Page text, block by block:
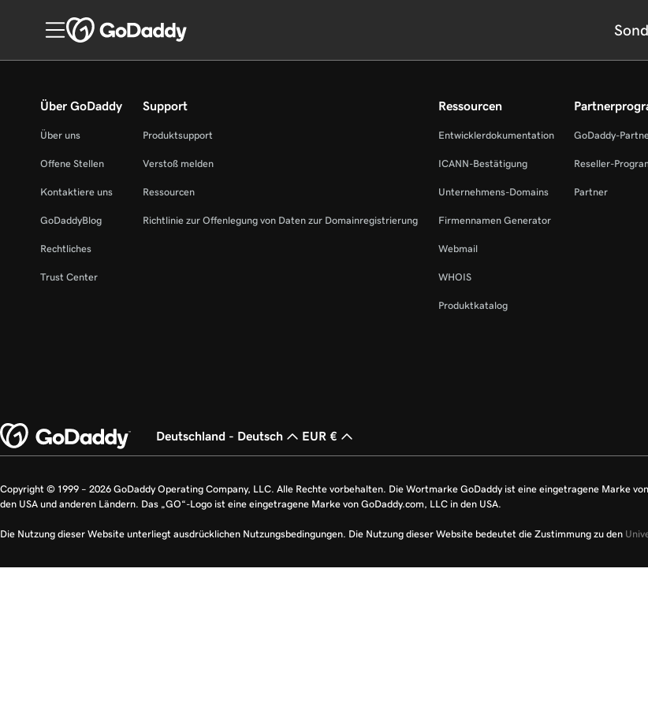
Über GoDaddy
Über uns
Offene Stellen
Kontaktiere uns
GoDaddyBlog
Rechtliches
Trust Center
Support
Produktsupport
Verstoß melden
Ressourcen
Richtlinie zur Offenlegung von Daten zur Domainregistrierung
Ressourcen
Entwicklerdokumentation
ICANN-Bestätigung
Unternehmens-Domains
Firmennamen Generator
Webmail
WHOIS
Produktkatalog
GoDaddy-
Reseller-
Partner
Deutschland - Deutsch EUR €
Copyright © 1999 – 2026 GoDaddy Operating Company, LLC. Alle Rechte vorbehalten. Die Wortmarke GoDaddy ist eine eingetragene Marke
den USA und anderen Ländern. Das „GO“-Logo ist eine eingetragene Marke von GoDaddy.com, LLC in den USA.
Die Nutzung dieser Website unterliegt ausdrücklichen Nutzungsbedingungen. Die Nutzung dieser Website bedeutet die Zustimmung zu den